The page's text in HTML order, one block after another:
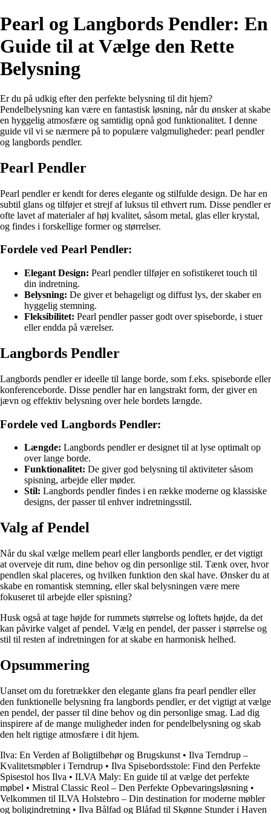
Pearl og Langbords Pendler: En
Guide til at Vælge den Rette
Belysning
Er du på udkig efter den perfekte belysning til dit hjem?
Pendelbelysning kan være en fantastisk løsning, når du ønsker at skabe
en hyggelig atmosfære og samtidig opnå god funktionalitet. I denne
guide vil vi se nærmere på to populære valgmuligheder: pearl pendler
og langbords pendler.
Pearl Pendler
Pearl pendler er kendt for deres elegante og stilfulde design. De har en
subtil glans og tilføjer et strejf af luksus til ethvert rum. Disse pendler er
ofte lavet af materialer af høj kvalitet, såsom metal, glas eller krystal,
og findes i forskellige former og størrelser.
Fordele ved Pearl Pendler:
Elegant Design: Pearl pendler tilføjer en sofistikeret touch til
din indretning.
Belysning: De giver et behageligt og diffust lys, der skaber en
hyggelig stemning.
Fleksibilitet: Pearl pendler passer godt over spiseborde, i stuer
eller endda på værelser.
Langbords Pendler
Langbords pendler er ideelle til lange borde, som f.eks. spiseborde eller
konferenceborde. Disse pendler har en langstrakt form, der giver en
jævn og effektiv belysning over hele bordets længde.
Fordele ved Langbords Pendler:
Længde: Langbords pendler er designet til at lyse optimalt op
over lange borde.
Funktionalitet: De giver god belysning til aktiviteter såsom
spisning, arbejde eller møder.
Stil: Langbords pendler findes i en række moderne og klassiske
designs, der passer til enhver indretningsstil.
Valg af Pendel
Når du skal vælge mellem pearl eller langbords pendler, er det vigtigt
at overveje dit rum, dine behov og din personlige stil. Tænk over, hvor
pendlen skal placeres, og hvilken funktion den skal have. Ønsker du at
skabe en romantisk stemning, eller skal belysningen være mere
fokuseret til arbejde eller spisning?
Husk også at tage højde for rummets størrelse og loftets højde, da det
kan påvirke valget af pendel. Vælg en pendel, der passer i størrelse og
stil til resten af indretningen for at skabe en harmonisk helhed.
Opsummering
Uanset om du foretrækker den elegante glans fra pearl pendler eller
den funktionelle belysning fra langbords pendler, er det vigtigt at vælge
en pendel, der passer til dine behov og din personlige smag. Lad dig
inspirere af de mange muligheder inden for pendelbelysning og skab
den helt rigtige atmosfære i dit hjem.
Ilva: En Verden af Boligtilbehør og Brugskunst • Ilva Terndrup –
Kvalitetsmøbler i Terndrup • Ilva Spisebordsstole: Find den Perfekte
Spisestol hos Ilva • ILVA Maly: En guide til at vælge det perfekte
møbel • Mistral Classic Reol – Den Perfekte Opbevaringsløsning •
Velkommen til ILVA Holstebro – Din destination for moderne møbler
og boligindretning • Ilva Bålfad og Blåfad til Skønne Stunder i Haven